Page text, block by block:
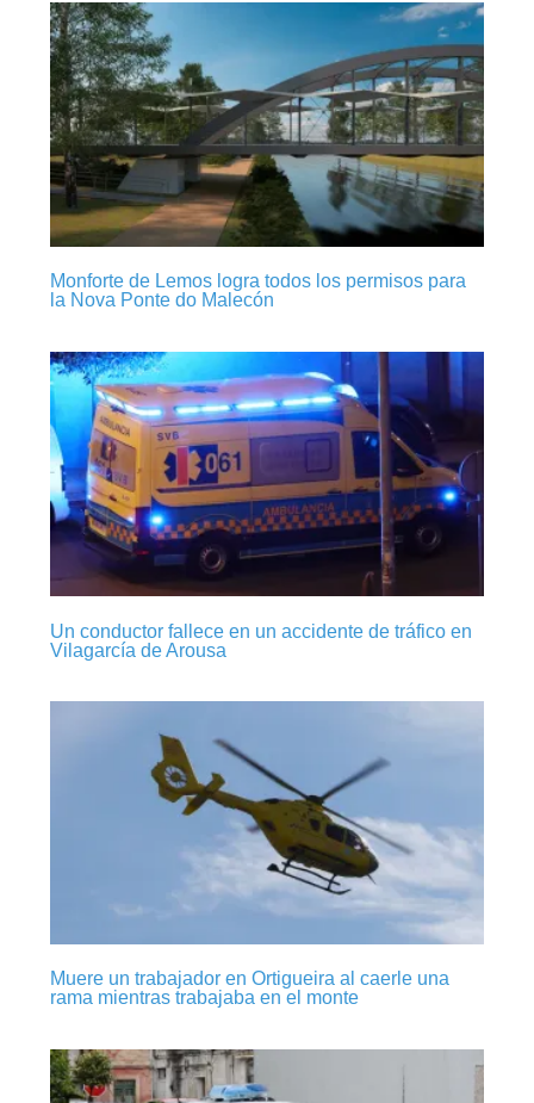
Monforte de Lemos logra todos los permisos para
la Nova Ponte do Malecón
Un conductor fallece en un accidente de tráfico en
Vilagarcía de Arousa
Muere un trabajador en Ortigueira al caerle una
rama mientras trabajaba en el monte